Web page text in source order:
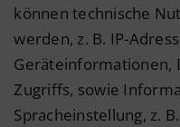
können technische
werden, z. B. IP-
Geräteinformationen,
Zugriffs, sowie
Spracheinstellung, z.